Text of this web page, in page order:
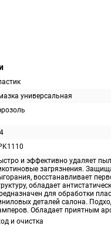
универсальная
и эффективно удаляет
загрязнения.
восстанавливает
обладает
для обработки
деталей салона.
Обладает приятным
и очистка